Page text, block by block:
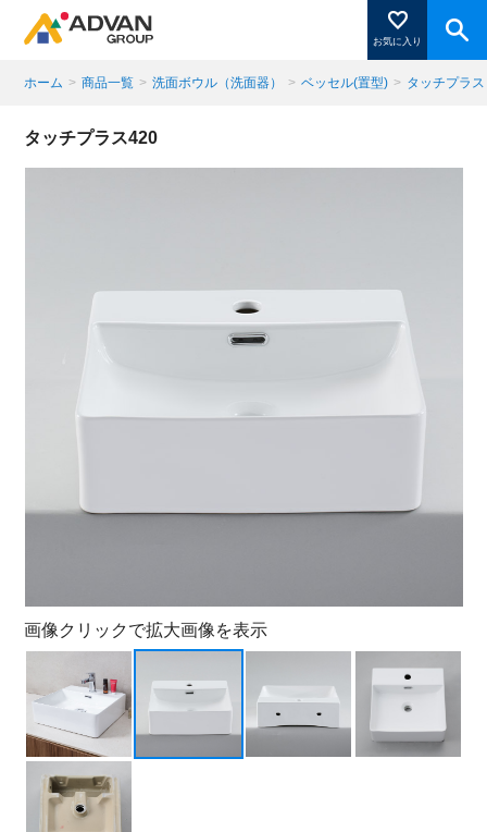
お気に入り
商品ページにある「お気に入り登録」を押すと登録した
商品がここに表示されます。
ホーム > 商品一覧 > 洗面ボウル（洗面器） > ベッセル(置型) > タッチプラ
タッチプラス420
画像クリックで拡大画像を表示